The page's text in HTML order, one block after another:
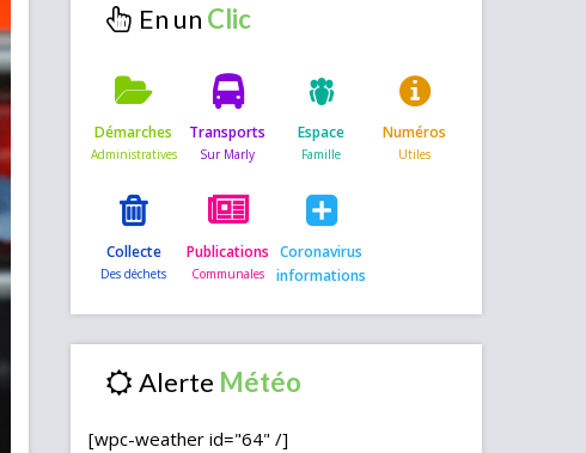
En un
Démarches Transports Espace Numéros
Collecte Publications Coronavirus
informations
Alerte
[wpc-weather id="64" /]